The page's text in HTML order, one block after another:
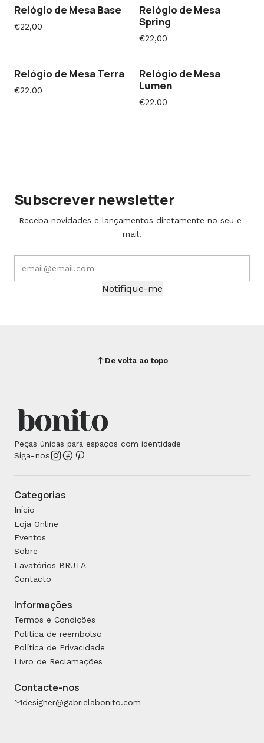
Relógio de Mesa Base
€22,00
Relógio de Mesa
Spring
€22,00
Relógio de Mesa Terra
€22,00
Relógio de Mesa
Lumen
€22,00
Subscrever newsletter
Receba novidades e lançamentos diretamente no seu e-
mail.
Notifique-me
De volta ao topo
Peças únicas para espaços com identidade
Siga-nos
Categorias
Início
Loja Online
Eventos
Sobre
Lavatórios BRUTA
Contacto
Informações
Termos e Condições
Politica de reembolso
Política de Privacidade
Livro de Reclamações
Contacte-nos
designer@gabrielabonito.com